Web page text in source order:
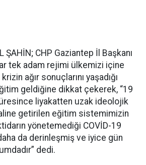
ŞAHİN; CHP Gaziantep İl Başkanı
tek adam rejimi ülkemizi içine
ağır sonuçlarını yaşadığı
geldiğine dikkat çekerek, “19
liyakatten uzak ideolojik
getirilen eğitim sistemimizin
yönetemediği COVİD-19
da derinleşmiş ve iyice gün
dedi.